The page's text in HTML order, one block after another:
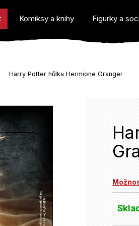
Komiksy a knihy Figurky a
Harry Potter hůlka Hermione Granger
potřebujete
Doporučujeme